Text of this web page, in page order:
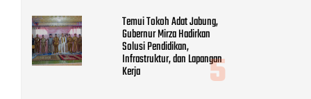
Temui Tokoh Adat Jabung,
Gubernur Mirza Hadirkan
Solusi Pendidikan,
Infrastruktur, dan Lapangan
Kerja